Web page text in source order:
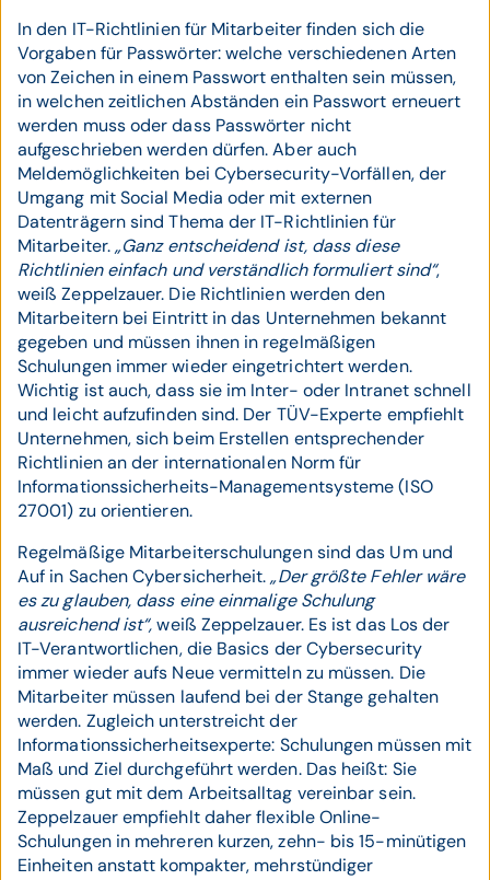
In den IT-Richtlinien für Mitarbeiter finden sich die
Vorgaben für Passwörter: welche verschiedenen Arten
von Zeichen in einem Passwort enthalten sein müssen,
in welchen zeitlichen Abständen ein Passwort erneuert
werden muss oder dass Passwörter nicht
aufgeschrieben werden dürfen. Aber auch
Meldemöglichkeiten bei Cybersecurity-Vorfällen, der
Umgang mit Social Media oder mit externen
Datenträgern sind Thema der IT-Richtlinien für
Mitarbeiter.„Ganz entscheidend ist, dass diese
Richtlinien einfach und verständlich formuliert sind“,
weiß Zeppelzauer. Die Richtlinien werden den
Mitarbeitern bei Eintritt in das Unternehmen bekannt
gegeben und müssen ihnen in regelmäßigen
Schulungen immer wieder eingetrichtert werden.
Wichtig ist auch, dass sie im Inter- oder Intranet schnell
und leicht aufzufinden sind. Der TÜV-Experte empfiehlt
Unternehmen, sich beim Erstellen entsprechender
Richtlinien an der internationalen Norm für
Informationssicherheits-Managementsysteme (ISO
27001) zu orientieren.
Regelmäßige Mitarbeiterschulungen sind das Um und
Auf in Sachen Cybersicherheit.„Der größte Fehler wäre
es zu glauben, dass eine einmalige Schulung
ausreichend ist“,weiß Zeppelzauer. Es ist das Los der
IT-Verantwortlichen, die Basics der Cybersecurity
immer wieder aufs Neue vermitteln zu müssen. Die
Mitarbeiter müssen laufend bei der Stange gehalten
werden. Zugleich unterstreicht der
Informationssicherheitsexperte: Schulungen müssen mit
Maß und Ziel durchgeführt werden. Das heißt: Sie
müssen gut mit dem Arbeitsalltag vereinbar sein.
Zeppelzauer empfiehlt daher flexible Online-
Schulungen in mehreren kurzen, zehn- bis 15-minütigen
Einheiten anstatt kompakter, mehrstündiger